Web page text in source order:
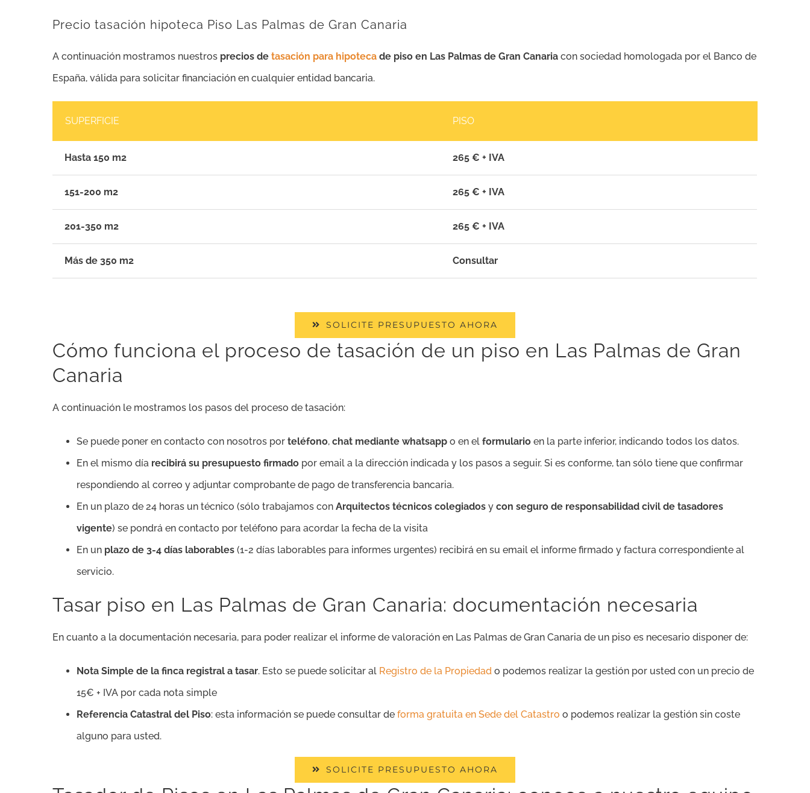
Precio tasación hipoteca Piso Las Palmas de Gran Canaria
A continuación mostramos nuestros precios de tasación para hipoteca de piso en Las Palmas de Gran Canaria con sociedad homologada por el Banco de
España, válida para solicitar financiación en cualquier entidad bancaria.
SUPERFICIE PISO
Hasta 150 m2 265 € + IVA
151-200 m2 265 € + IVA
201-350 m2 265 € + IVA
Más de 350 m2 Consultar
SOLICITE PRESUPUESTO AHORA
Cómo funciona el proceso de tasación de un piso en Las Palmas de Gran
Canaria
A continuación le mostramos los pasos del proceso de tasación:
Se puede poner en contacto con nosotros por teléfono, chat mediante whatsapp o en el formulario en la parte inferior, indicando todos los datos.
En el mismo día recibirá su presupuesto firmado por email a la dirección indicada y los pasos a seguir. Si es conforme, tan sólo tiene que confirmar
respondiendo al correo y adjuntar comprobante de pago de transferencia bancaria.
En un plazo de 24 horas un técnico (sólo trabajamos con Arquitectos técnicos colegiados y con seguro de responsabilidad civil de tasadores
vigente) se pondrá en contacto por teléfono para acordar la fecha de la visita
En un plazo de 3-4 días laborables (1-2 días laborables para informes urgentes) recibirá en su email el informe firmado y factura correspondiente al
servicio.
Tasar piso en Las Palmas de Gran Canaria: documentación necesaria
En cuanto a la documentación necesaria, para poder realizar el informe de valoración en Las Palmas de Gran Canaria de un piso es necesario disponer de:
Nota Simple de la finca registral a tasar. Esto se puede solicitar al Registro de la Propiedad o podemos realizar la gestión por usted con un precio de
15€ + IVA por cada nota simple
Referencia Catastral del Piso: esta información se puede consultar de forma gratuita en Sede del Catastro o podemos realizar la gestión sin coste
alguno para usted.
SOLICITE PRESUPUESTO AHORA